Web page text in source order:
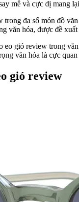
mê và cực dị mang
đa số món đồ
văn hóa, được đề
gió review trong
văn hóa là cực quan
gió review